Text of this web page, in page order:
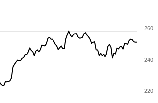
220
240
260